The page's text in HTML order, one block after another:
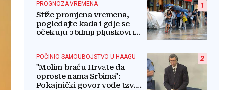
1
PROGNOZA VREMENA
Stiže promjena vremena,
pogledajte kada i gdje se
očekuju obilniji pljuskovi i
2
POČINIO SAMOUBOJSTVO U HAAGU
"Molim braću Hrvate da
oproste nama Srbima":
Pokajnički govor vođe tzv.